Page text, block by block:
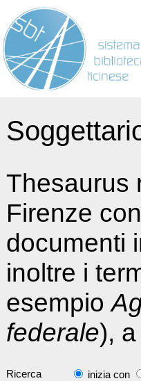
Thesaurus
Firenze
documenti
inoltre i
esempio
federale),
Ricerca inizia con